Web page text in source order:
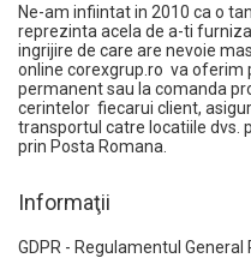
Ne-am infiintat in 2010 ca o
reprezinta acela de a-ti
ingrijire de care are nevoie
online corexgrup.ro va oferim
permanent sau la comanda
cerintelor fiecarui client,
transportul catre locatiile dvs.
prin Posta Romana.
Informaţii
GDPR - Regulamentul